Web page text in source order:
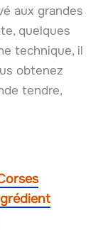
aux grandes
quelques
technique, il
obtenez
tendre,